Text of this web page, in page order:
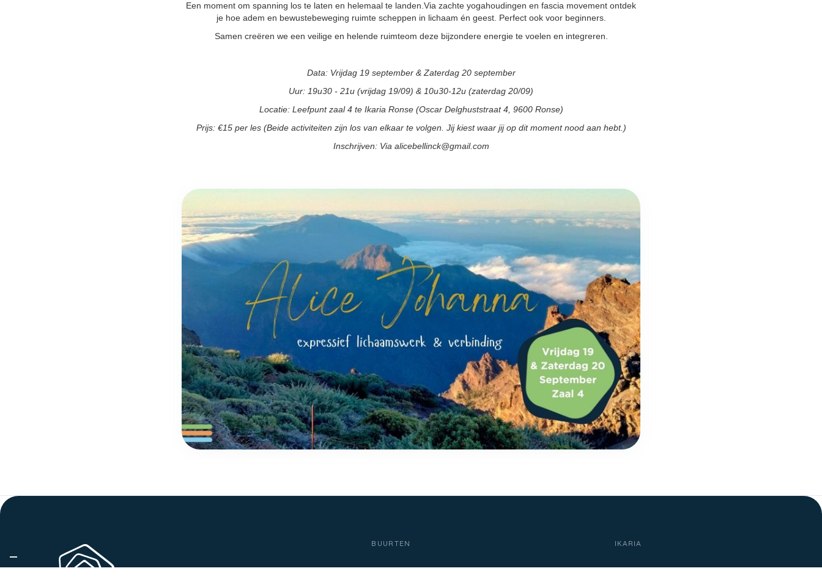
Een moment om spanning los te laten en helemaal te landen.Via zachte yogahoudingen en fascia movement ontdek
je hoe adem en bewustebeweging ruimte scheppen in lichaam én geest. Perfect ook voor beginners.
Samen creëren we een veilige en helende ruimteom deze bijzondere energie te voelen en integreren.
Data: Vrijdag 19 september & Zaterdag 20 september
Uur: 19u30 - 21u (vrijdag 19/09) & 10u30-12u (zaterdag 20/09)
Locatie: Leefpunt zaal 4 te Ikaria Ronse (Oscar Delghuststraat 4, 9600 Ronse)
Prijs: €15 per les (Beide activiteiten zijn los van elkaar te volgen. Jij kiest waar jij op dit moment nood aan hebt.)
Inschrijven: Via alicebellinck@gmail.com
BUURTEN IKARIA